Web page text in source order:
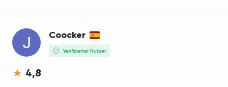
Coocker
Verifizierter Nutzer
4,8